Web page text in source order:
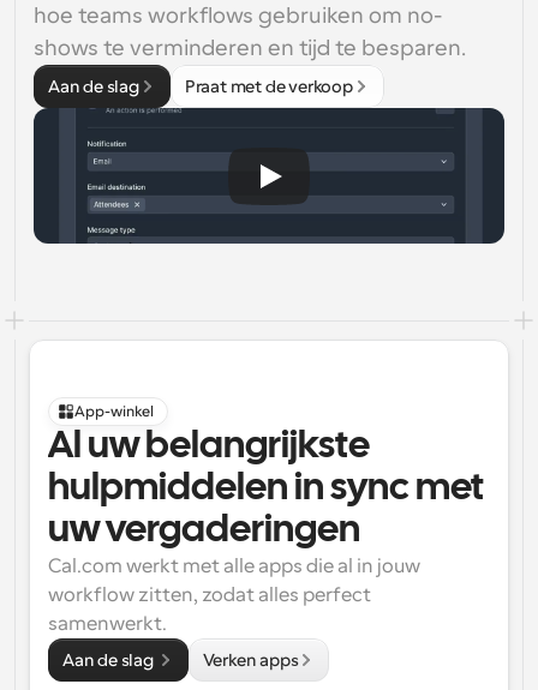
hoe teams workflows gebruiken om no-
shows te verminderen en tijd te besparen.
Aan de slag Praat met de verkoop
App-winkel
Al uw belangrijkste
hulpmiddelen in sync met
uw vergaderingen
Cal.com werkt met alle apps die al in jouw
workflow zitten, zodat alles perfect
samenwerkt.
Aan de slag Verken apps